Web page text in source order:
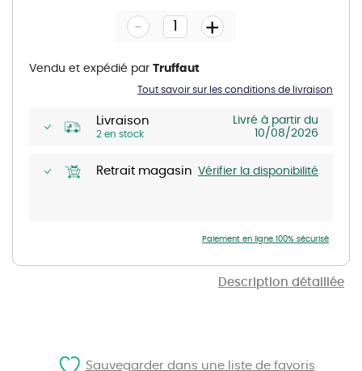
Description détaillée
gallery
Livraison
2 en stock
Livré à partir du
10/08/2026
Retrait magasin Vérifier la disponibilité
- +
Tout savoir sur les conditions de livraison
Vendu et expédié par Truffaut
Paiement en ligne 100% sécurisé
Sauvegarder dans une liste de favoris